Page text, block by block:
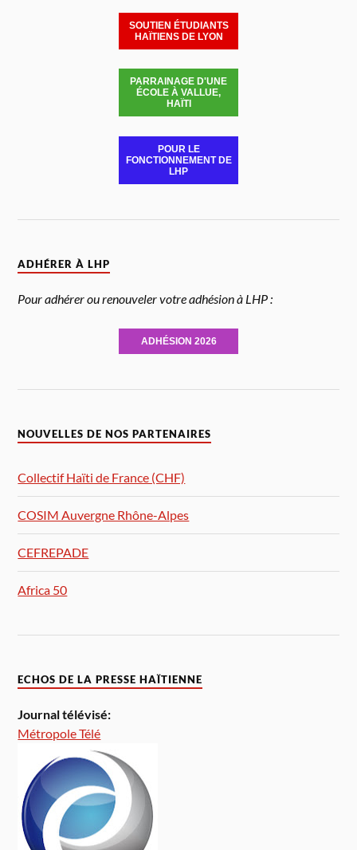
SOUTIEN ÉTUDIANTS
HAÏTIENS DE LYON
PARRAINAGE D'UNE
ÉCOLE À VALLUE,
HAÏTI
POUR LE
FONCTIONNEMENT DE
LHP
ADHÉRER À LHP
Pour adhérer ou renouveler votre adhésion à LHP :
ADHÉSION 2026
NOUVELLES DE NOS PARTENAIRES
Collectif Haïti de France (CHF)
COSIM Auvergne Rhône-Alpes
CEFREPADE
Africa 50
ECHOS DE LA PRESSE HAÏTIENNE
Journal télévisé:
Métropole Télé